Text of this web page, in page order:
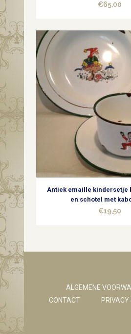
€65,00
Antiek emaille kindersetje
en schotel met
€19,50
ALGEMENE
CONTACT